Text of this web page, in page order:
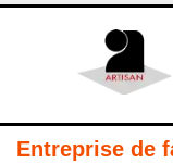
Entreprise de